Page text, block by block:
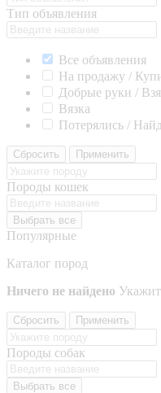
Тип объявления
Все объявления
На продажу /
Добрые руки /
Вязка
Потерялись /
Сбросить Применить
Породы кошек
Выбрать все
Популярные
Каталог пород
Ничего не найдено
Сбросить Применить
Породы собак
Выбрать все